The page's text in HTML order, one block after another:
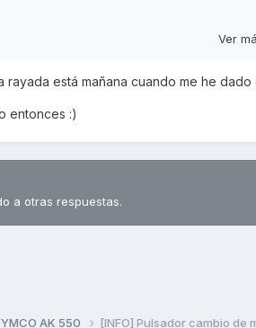
Noode y la pantalla derecha) y voila, se
en un tunel, o de noche cuando
Ver
rayada está mañana cuando me he
entonces :)
a otras respuestas.
AK 550 [INFO] Pulsador cambio de